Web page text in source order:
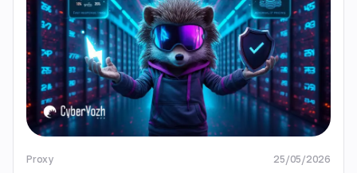
Proxy 25/05/2026